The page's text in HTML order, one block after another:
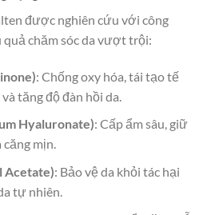
được nghiên cứu với công
chăm sóc da vượt trội:
: Chống oxy hóa, tái tạo tế
tăng độ đàn hồi da.
Hyaluronate): Cấp ẩm sâu, giữ
mịn.
Acetate): Bảo vệ da khỏi tác hại
tự nhiên.